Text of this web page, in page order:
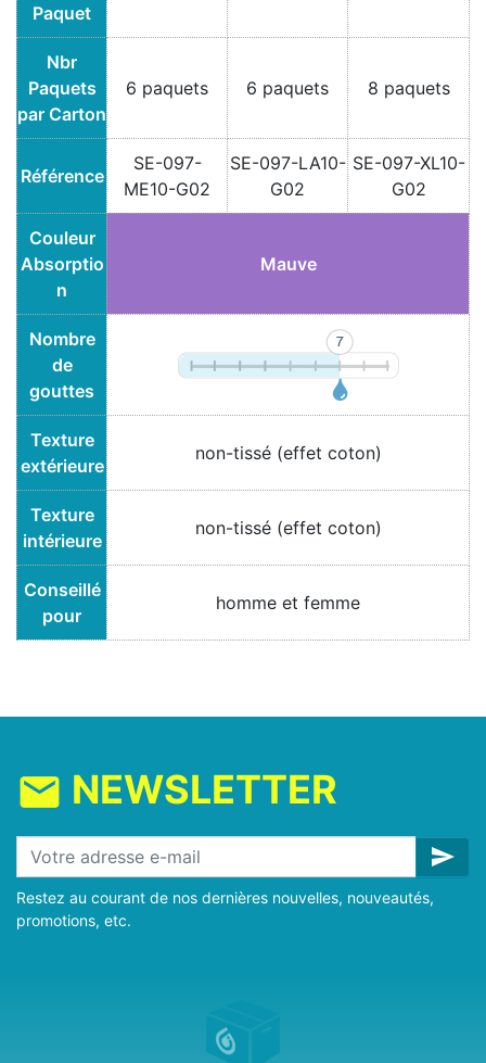
Paquet
Nbr
Paquets
par Carton
6 paquets 6 paquets 8 paquets
Référence
SE-097-
ME10-G02
SE-097-LA10-
G02
SE-097-XL10-
G02
Couleur
Absorptio
n
Mauve
Nombre
de
gouttes
Texture
extérieure
non-tissé (effet coton)
Texture
intérieure
non-tissé (effet coton)
Conseillé
pour
homme et femme
mail NEWSLETTER
send
Restez au courant de nos dernières nouvelles, nouveautés,
promotions, etc.